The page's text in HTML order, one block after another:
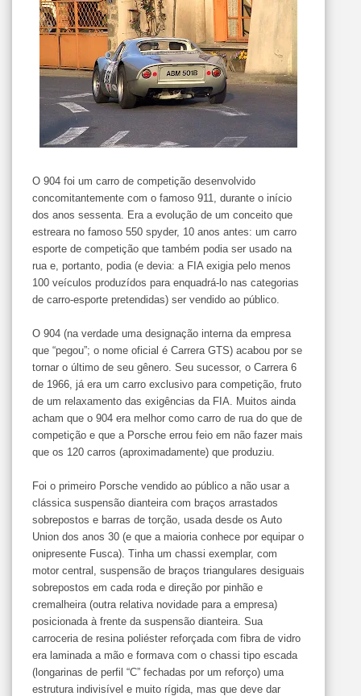
O 904 foi um carro de competição desenvolvido
concomitantemente com o famoso 911, durante o início
dos anos sessenta. Era a evolução de um conceito que
estreara no famoso 550 spyder, 10 anos antes: um carro
esporte de competição que também podia ser usado na
rua e, portanto, podia (e devia: a FIA exigia pelo menos
100 veículos produzídos para enquadrá-lo nas categorias
de carro-esporte pretendidas) ser vendido ao público.
O 904 (na verdade uma designação interna da empresa
que “pegou”; o nome oficial é Carrera GTS) acabou por se
tornar o último de seu gênero. Seu sucessor, o Carrera 6
de 1966, já era um carro exclusivo para competição, fruto
de um relaxamento das exigências da FIA. Muitos ainda
acham que o 904 era melhor como carro de rua do que de
competição e que a Porsche errou feio em não fazer mais
que os 120 carros (aproximadamente) que produziu.
Foi o primeiro Porsche vendido ao público a não usar a
clássica suspensão dianteira com braços arrastados
sobrepostos e barras de torção, usada desde os Auto
Union dos anos 30 (e que a maioria conhece por equipar o
onipresente Fusca). Tinha um chassi exemplar, com
motor central, suspensão de braços triangulares desiguais
sobrepostos em cada roda e direção por pinhão e
cremalheira (outra relativa novidade para a empresa)
posicionada à frente da suspensão dianteira. Sua
carroceria de resina poliéster reforçada com fibra de vidro
era laminada a mão e formava com o chassi tipo escada
(longarinas de perfil “C” fechadas por um reforço) uma
estrutura indivisível e muito rígida, mas que deve dar